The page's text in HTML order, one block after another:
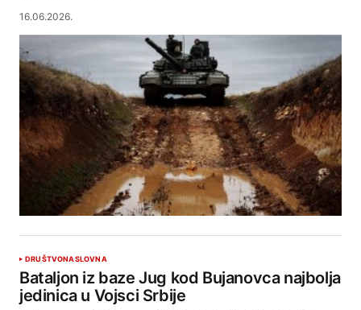
16.06.2026.
DRUŠTVONASLOVNA
Bataljon iz baze Jug kod Bujanovca najbolja
jedinica u Vojsci Srbije